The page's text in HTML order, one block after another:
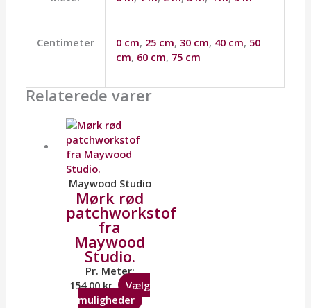
Centimeter 0 cm, 25 cm, 30 cm, 40 cm, 50
cm, 60 cm, 75 cm
Relaterede varer
Maywood Studio
Mørk rød
patchworkstof
fra
Maywood
Studio.
Pr. Meter:
154,00kr.
Vælg
muligheder